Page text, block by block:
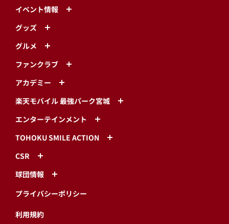
イベント情報
グッズ
グルメ
ファンクラブ
アカデミー
楽天モバイル 最強パーク宮城
エンターテインメント
TOHOKU SMILE ACTION
CSR
球団情報
プライバシーポリシー
利用規約